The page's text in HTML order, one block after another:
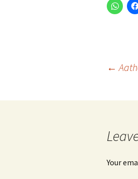
navigation
←
Your